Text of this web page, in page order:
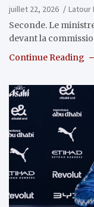
juillet 22, 2026
Latour
Seconde. Le
devant la
Continue Reading